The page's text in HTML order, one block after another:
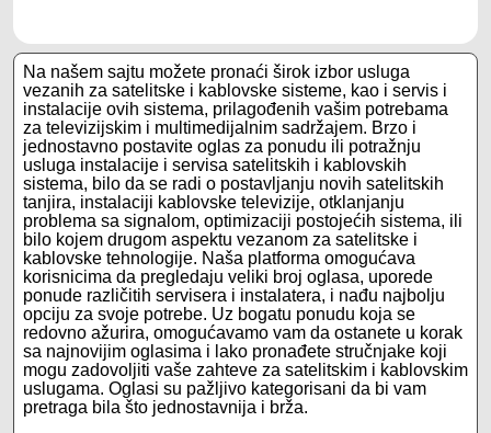
Na našem sajtu možete pronaći širok izbor usluga
vezanih za satelitske i kablovske sisteme, kao i servis i
instalacije ovih sistema, prilagođenih vašim potrebama
za televizijskim i multimedijalnim sadržajem. Brzo i
jednostavno postavite oglas za ponudu ili potražnju
usluga instalacije i servisa satelitskih i kablovskih
sistema, bilo da se radi o postavljanju novih satelitskih
tanjira, instalaciji kablovske televizije, otklanjanju
problema sa signalom, optimizaciji postojećih sistema, ili
bilo kojem drugom aspektu vezanom za satelitske i
kablovske tehnologije. Naša platforma omogućava
korisnicima da pregledaju veliki broj oglasa, uporede
ponude različitih servisera i instalatera, i nađu najbolju
opciju za svoje potrebe. Uz bogatu ponudu koja se
redovno ažurira, omogućavamo vam da ostanete u korak
sa najnovijim oglasima i lako pronađete stručnjake koji
mogu zadovoljiti vaše zahteve za satelitskim i kablovskim
uslugama. Oglasi su pažljivo kategorisani da bi vam
pretraga bila što jednostavnija i brža.